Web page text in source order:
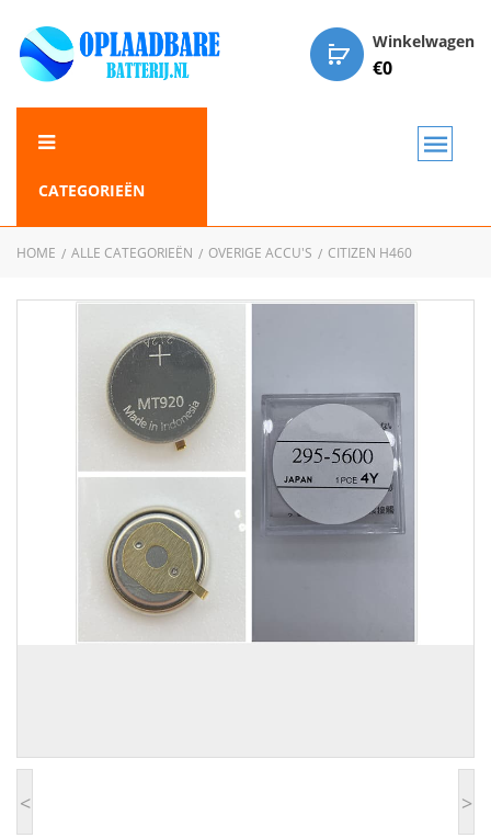
Winkelwagen
€0
CATEGORIEËN
HOME ALLE CATEGORIEËN OVERIGE ACCU'S CITIZEN H460
< >